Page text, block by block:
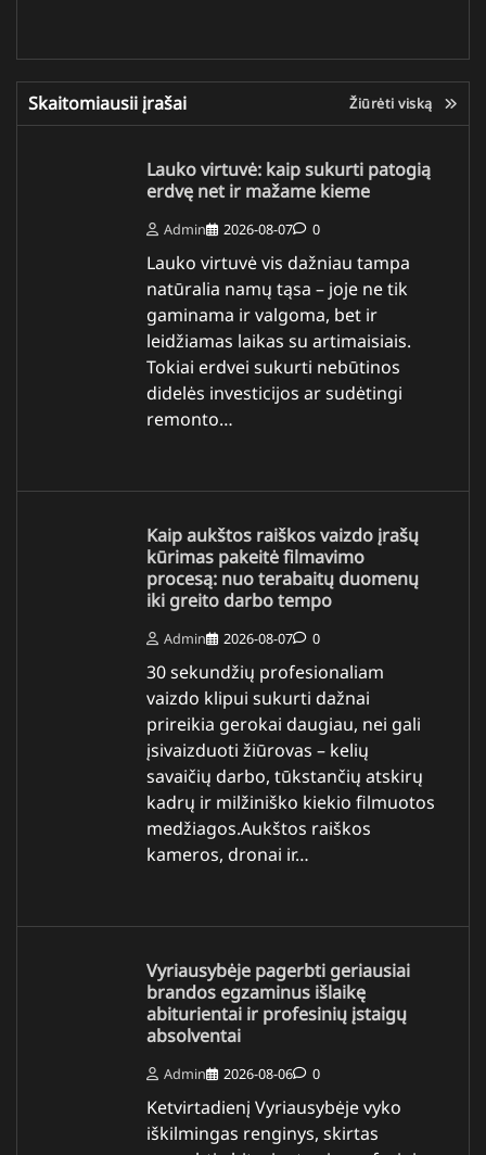
Skaitomiausii įrašai Žiūrėti viską
Lauko virtuvė: kaip sukurti patogią
erdvę net ir mažame kieme
Admin 2026-08-07 0
Lauko virtuvė vis dažniau tampa
natūralia namų tąsa – joje ne tik
gaminama ir valgoma, bet ir
leidžiamas laikas su artimaisiais.
Tokiai erdvei sukurti nebūtinos
didelės investicijos ar sudėtingi
remonto…
Kaip aukštos raiškos vaizdo įrašų
kūrimas pakeitė filmavimo
procesą: nuo terabaitų duomenų
iki greito darbo tempo
Admin 2026-08-07 0
30 sekundžių profesionaliam
vaizdo klipui sukurti dažnai
prireikia gerokai daugiau, nei gali
įsivaizduoti žiūrovas – kelių
savaičių darbo, tūkstančių atskirų
kadrų ir milžiniško kiekio filmuotos
medžiagos.Aukštos raiškos
kameros, dronai ir…
Vyriausybėje pagerbti geriausiai
brandos egzaminus išlaikę
abiturientai ir profesinių įstaigų
absolventai
Admin 2026-08-06 0
Ketvirtadienį Vyriausybėje vyko
iškilmingas renginys, skirtas